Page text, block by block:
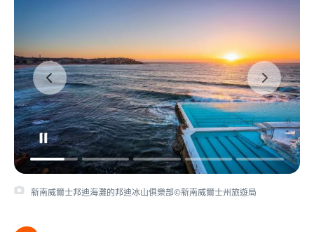
新南威爾士邦迪海灘的邦迪冰山俱樂部©新南威爾士州旅遊局